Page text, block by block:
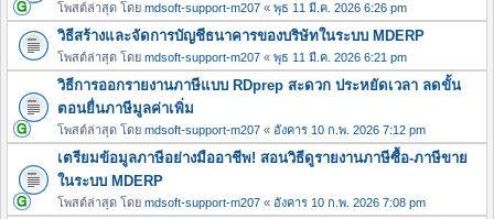
โพสต์ล่าสุด โดย mdsoft-support-m207 « พุธ 11 มี.ค. 2026 6:26 pm
วิธีสร้างและจัดการบัญชีธนาคารของบริษัทในระบบ MDERP
โพสต์ล่าสุด โดย mdsoft-support-m207 « พุธ 11 มี.ค. 2026 6:21 pm
วิธีการออกรายงานภาษีแบบ RDprep สะดวก ประหยัดเวลา ลดขั้น
ตอนยื่นภาษีมูลค่าเพิ่ม
โพสต์ล่าสุด โดย mdsoft-support-m207 « อังคาร 10 ก.พ. 2026 7:12 pm
เตรียมข้อมูลภาษีอย่างมืออาชีพ! สอนวิธีดูรายงานภาษีซื้อ-ภาษีขาย
ในระบบ MDERP
โพสต์ล่าสุด โดย mdsoft-support-m207 « อังคาร 10 ก.พ. 2026 7:08 pm